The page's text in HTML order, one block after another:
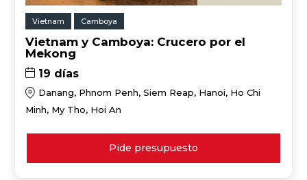
Vietnam Camboya
Vietnam y Camboya: Crucero por el
Mekong
19 días
Danang, Phnom Penh, Siem Reap, Hanoi, Ho Chi
Minh, My Tho, Hoi An
Pide presupuesto